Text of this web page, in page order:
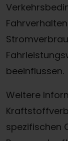
beeinflussen.
Weitere
spezifischen